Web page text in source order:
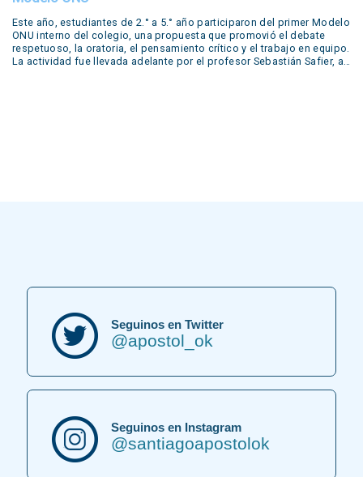
worked in our year-long workshop with different literary productions
by famous writers such as Edgar Allan Poe, Emily Dickinson, William
Shakespeare, John Keats and Walt Whitman. Several productions
prepared by the students during the year were shown in our concert:
live performances of short plays, reading of poems, podcasts,
escape rooms, trailers and even a live trial. Many of these were
Este año, estudiantes de 2.° a 5.° año participaron del primer Modelo
ONU interno del colegio, una propuesta que promovió el debate
respetuoso, la oratoria, el pensamiento crítico y el trabajo en equipo.
La actividad fue llevada adelante por el profesor Sebastián Safier, a
Seguinos en Twitter
@apostol_ok
Seguinos en Instagram
@santiagoapostolok